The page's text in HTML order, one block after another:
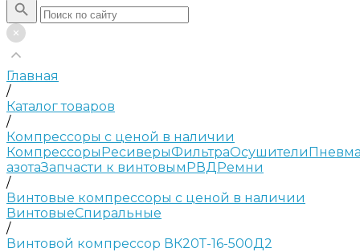
Главная
/
Каталог товаров
/
Компрессоры с ценой в наличии
КомпрессорыРесиверыФильтраОсушители
азотаЗапчасти к винтовымРВДРемни
/
Винтовые компрессоры с ценой в наличии
ВинтовыеСпиральные
/
Винтовой компрессор ВК20Т-16-500Д2